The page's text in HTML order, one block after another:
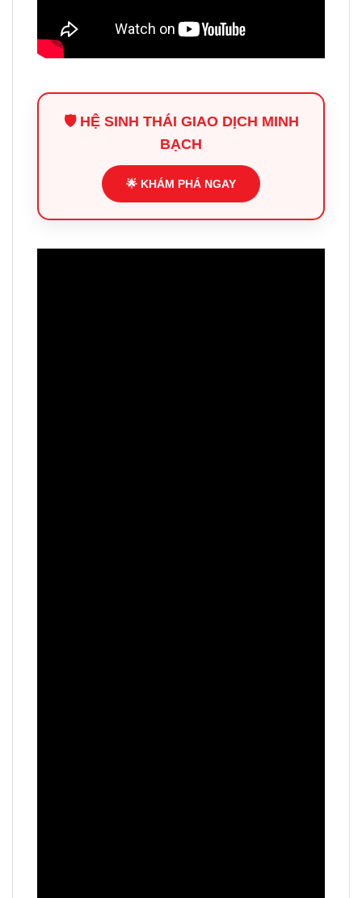
🛡️ HỆ SINH THÁI GIAO DỊCH MINH
BẠCH
🌟 KHÁM PHÁ NGAY